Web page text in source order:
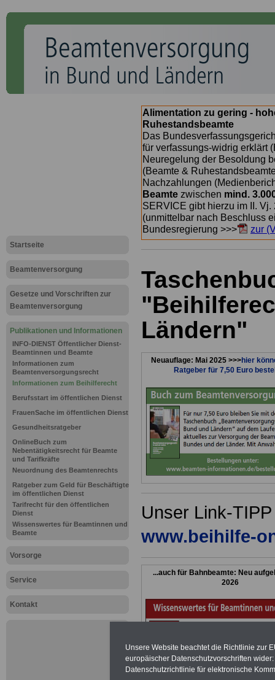
Startseite
Beamtenversorgung
Gesetze und Vorschriften zur
Beamtenversorgung
Publikationen und Informationen
INFO-DIENST Öffentlicher Dienst-
Beamtinnen und Beamte
Informationen zum
Beamtenversorgungsrecht
Informationen zum Beihilferecht
Berufsstart im öffentlichen Dienst
FrauenSache im öffentlichen Dienst
Gesundheitsratgeber
OnlineBuch zum
Nebentätigkeitsrecht für Beamte
und Tarifkräfte
Neuordnung des Beamtenrechts
Ratgeber zum Geld für Beschäftigte
im öffentlichen Dienst
Tarifrecht für den öffentlichen
Dienst
Wissenswertes für Beamtinnen und
Beamte
Vorsorge
Service
Kontakt
Alimentation zu gering -
Ruhestandsbeamte
Das
für verfassungs-widrig erklärt
Neuregelung der Besoldung
(Beamte &
Nachzahlungen
Beamte zwischen mind.
SERVICE gibt hierzu im II.
(unmittelbar nach Beschluss
Bundesregierung >>>
zur
Ländern"
Neuauflage: Mai 2025 >>>hier
Ratgeber für 7,50 Euro
Unser Link-
www.beihilfe-
...auch für Bahnbeamte: Neu
2026
Unsere Website beachtet die Richtlinie zur
europäischer Datenschutzvorschriften
Datenschutzrichtlinie für elektronische